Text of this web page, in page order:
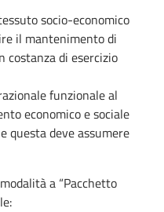
socio-economico
il mantenimento di
di esercizio
funzionale al
economico e sociale
questa deve assumere
a “Pacchetto